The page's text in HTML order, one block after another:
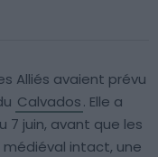
Alliés avaient prévu
Calvados. Elle a
juin, avant que les
médiéval intact, une